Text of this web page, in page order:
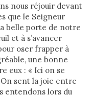
nous réjouir devant
que le Seigneur
belle porte de notre
et à s’avancer
oser frapper à
une bonne
eux : « Ici on se
sent la joie entre
entendons lors du